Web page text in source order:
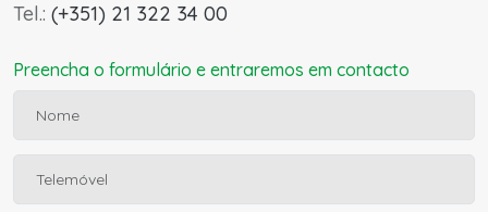
Tel.: (+351) 21 322 34 00
Preencha o formulário e entraremos em contacto